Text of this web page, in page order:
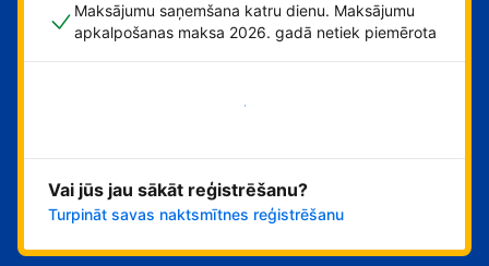
Maksājumu saņemšana katru dienu. Maksājumu
apkalpošanas maksa 2026. gadā netiek piemērota
Sāciet tūlīt!
Vai jūs jau sākāt reģistrēšanu?
Turpināt savas naktsmītnes reģistrēšanu